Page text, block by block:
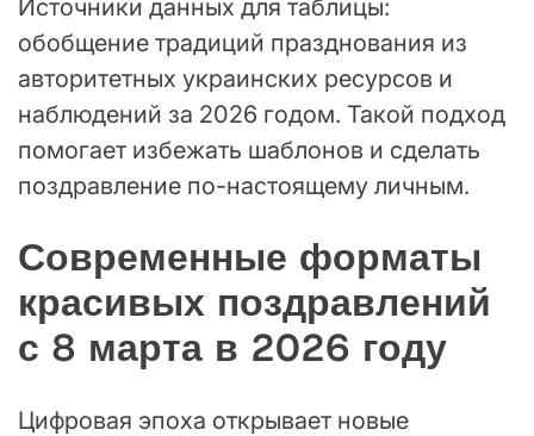
Источники данных для таблицы:
обобщение традиций празднования из
авторитетных украинских ресурсов и
наблюдений за 2026 годом. Такой подход
помогает избежать шаблонов и сделать
поздравление по-настоящему личным.
Современные форматы
красивых поздравлений
с 8 марта в 2026 году
Цифровая эпоха открывает новые